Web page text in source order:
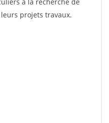
projets travaux.